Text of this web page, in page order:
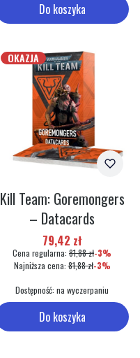
Do koszyka
OKAZJA
Do koszyka
Kill Team: Goremongers
– Datacards
Cena promocyjna
79,42 zł
Cena regularna: 81,88 zł-3%
Najniższa cena: 81,88 zł-3%
Dostępność: na wyczerpaniu